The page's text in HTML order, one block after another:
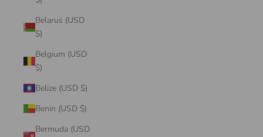
Belarus (USD
$)
Belgium (USD
$)
Belize (USD $)
Benin (USD $)
Bermuda (USD